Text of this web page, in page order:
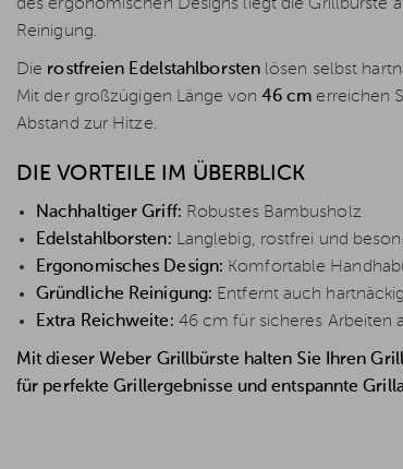
des ergonomischen Designs liegt die
Reinigung.
Die rostfreien Edelstahlborstenlösen selbst
Mit der großzügigen Länge von 46 cm erreichen
Abstand zur Hitze.
DIE VORTEILE IM ÜBERBLICK
Nachhaltiger Griff: Robustes Bambusholz
Edelstahlborsten: Langlebig, rostfrei und
Ergonomisches Design: Komfortable
Gründliche Reinigung: Entfernt auch
Extra Reichweite: 46 cm für sicheres Arbeiten
Mit dieser Weber Grillbürste halten Sie Ihren
für perfekte Grillergebnisse und entspannte